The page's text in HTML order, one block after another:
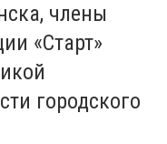
члены
«Старт»
городского